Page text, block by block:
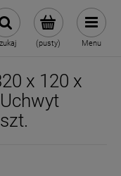
(pusty) Menu
x 120 x